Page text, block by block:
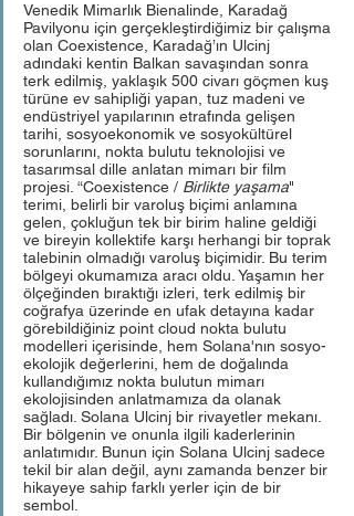
Venedik Mimarlık Bienalinde, Karadağ
Pavilyonu için gerçekleştirdiğimiz bir çalışma
olan Coexistence, Karadağ’ın Ulcinj
adındaki kentin Balkan savaşından sonra
terk edilmiş, yaklaşık 500 civarı göçmen kuş
türüne ev sahipliği yapan, tuz madeni ve
endüstriyel yapılarının etrafında gelişen
tarihi, sosyoekonomik ve sosyokültürel
sorunlarını, nokta bulutu teknolojisi ve
tasarımsal dille anlatan mimarı bir film
projesi. “Coexistence / Birlikte yaşama"
terimi, belirli bir varoluş biçimi anlamına
gelen, çokluğun tek bir birim haline geldiği
ve bireyin kollektife karşı herhangi bir toprak
talebinin olmadığı varoluş biçimidir. Bu terim
bölgeyi okumamıza aracı oldu. Yaşamın her
ölçeğinden bıraktığı izleri, terk edilmiş bir
coğrafya üzerinde en ufak detayına kadar
görebildiğiniz point cloud nokta bulutu
modelleri içerisinde, hem Solana'nın sosyo-
ekolojik değerlerini, hem de doğalında
kullandığımız nokta bulutun mimarı
ekolojisinden anlatmamıza da olanak
sağladı. Solana Ulcinj bir rivayetler mekanı.
Bir bölgenin ve onunla ilgili kaderlerinin
anlatımıdır. Bunun için Solana Ulcinj sadece
tekil bir alan değil, aynı zamanda benzer bir
hikayeye sahip farklı yerler için de bir
sembol.